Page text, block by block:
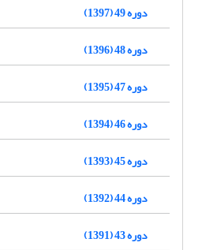
دوره 49 (1397)
دوره 48 (1396)
دوره 47 (1395)
دوره 46 (1394)
دوره 45 (1393)
دوره 44 (1392)
دوره 43 (1391)